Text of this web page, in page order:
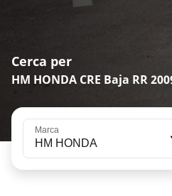
Cerca per
HM HONDA CRE Baja RR
Marca
HM HONDA